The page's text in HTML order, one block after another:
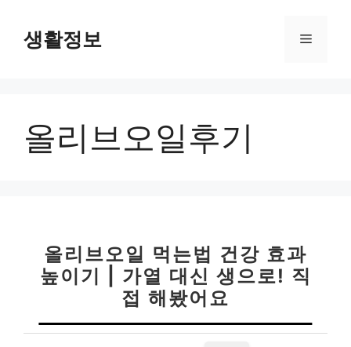
생활정보 메
올리브오일후기
올리브오일 먹는법 건강 효과
높이기 | 가열 대신 생으로! 직
접 해봤어요